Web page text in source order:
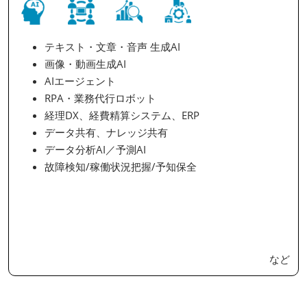
テキスト・文章・音声 生成AI
画像・動画生成AI
AIエージェント
RPA・業務代行ロボット
経理DX、経費精算システム、ERP
データ共有、ナレッジ共有
データ分析AI／予測AI
故障検知/稼働状況把握/予知保全
など